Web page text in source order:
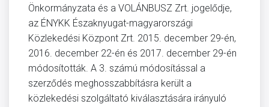
Önkormányzata és a VOLÁNBUSZ Zrt. jogelődje,
az ÉNYKK Északnyugat-magyarországi
Közlekedési Központ Zrt. 2015. december 29-én,
2016. december 22-én és 2017. december 29-én
módosították. A 3. számú módosítással a
szerződés meghosszabbításra került a
közlekedési szolgáltató kiválasztására irányuló